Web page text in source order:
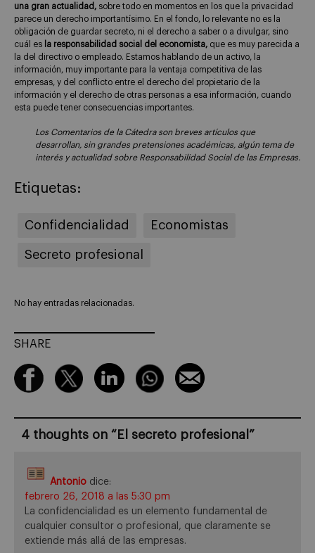
una gran actualidad, sobre todo en momentos en los que la privacidad
parece un derecho importantísimo. En el fondo, lo relevante no es la
obligación de guardar secreto, ni el derecho a saber o a divulgar, sino
cuál es la responsabilidad social del economista, que es muy parecida a
la del directivo o empleado. Estamos hablando de un activo, la
información, muy importante para la ventaja competitiva de las
empresas, y del conflicto entre el derecho del propietario de la
información y el derecho de otras personas a esa información, cuando
esta puede tener consecuencias importantes.
Los Comentarios de la Cátedra son breves artículos que
desarrollan, sin grandes pretensiones académicas, algún tema de
interés y actualidad sobre Responsabilidad Social de las Empresas.
Etiquetas:
Confidencialidad Economistas
Secreto profesional
No hay entradas relacionadas.
SHARE
4 thoughts on “ El secreto profesional ”
Antonio dice:
febrero 26, 2018 a las 5:30 pm
La confidencialidad es un elemento fundamental de
cualquier consultor o profesional, que claramente se
extiende más allá de las empresas.